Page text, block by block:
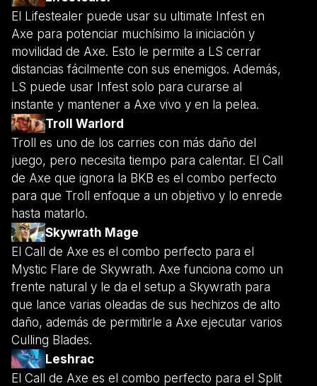
El Lifestealer puede usar su ultimate Infest en
Axe para potenciar muchísimo la iniciación y
movilidad de Axe. Esto le permite a LS cerrar
distancias fácilmente con sus enemigos. Además,
LS puede usar Infest solo para curarse al
instante y mantener a Axe vivo y en la pelea.
Troll Warlord
Troll es uno de los carries con más daño del
juego, pero necesita tiempo para calentar. El Call
de Axe que ignora la BKB es el combo perfecto
para que Troll enfoque a un objetivo y lo enrede
hasta matarlo.
Skywrath Mage
El Call de Axe es el combo perfecto para el
Mystic Flare de Skywrath. Axe funciona como un
frente natural y le da el setup a Skywrath para
que lance varias oleadas de sus hechizos de alto
daño, además de permitirle a Axe ejecutar varios
Culling Blades.
Leshrac
El Call de Axe es el combo perfecto para el Split